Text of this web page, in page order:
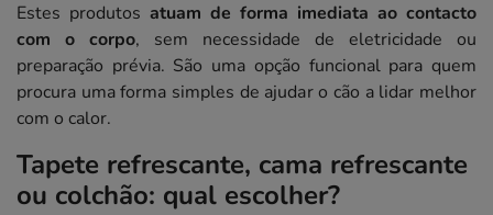
Estes produtos atuam de forma imediata ao contacto
com o corpo, sem necessidade de eletricidade ou
preparação prévia. São uma opção funcional para quem
procura uma forma simples de ajudar o cão a lidar melhor
com o calor.
Tapete refrescante, cama refrescante
ou colchão: qual escolher?